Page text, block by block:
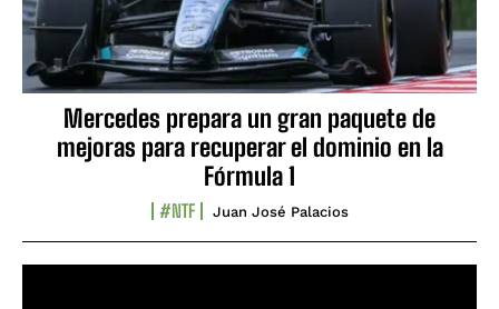
Mercedes prepara un gran paquete de
mejoras para recuperar el dominio en la
Fórmula 1
#NTF Juan José Palacios